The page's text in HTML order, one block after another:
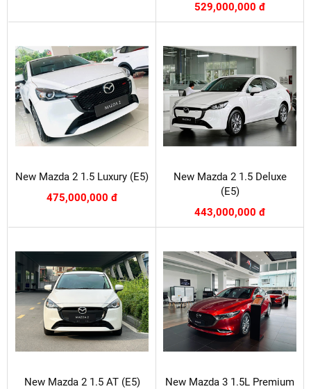
529,000,000 đ
New Mazda 2 1.5 Luxury (E5)
475,000,000 đ
New Mazda 2 1.5 Deluxe
(E5)
443,000,000 đ
New Mazda 2 1.5 AT (E5) New Mazda 3 1.5L Premium